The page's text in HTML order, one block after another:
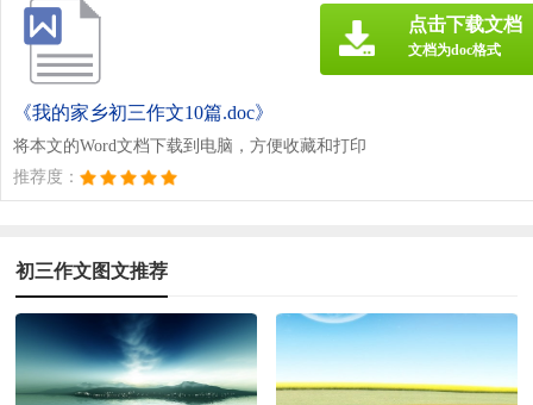
《我的家乡初三作文10篇.doc》
将本文的Word文档下载到电脑，方便收藏和打印
推荐度：
点击下载文档
文档为doc格式
初三作文图文推荐